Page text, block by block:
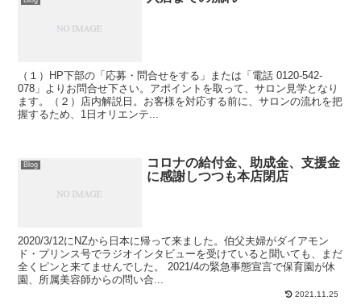
（１）HP下部の「応募・問合せをする」または「電話 0120-542-
078」よりお問合せ下さい。アポイントを取って、サロン見学となり
ます。（２）店内解説日。お客様を対応する前に、サロンの流れを把
握するため、1日オリエンテ...
Blog
コロナの給付金、助成金、支援金
に感謝しつつも本店閉店
2020/3/12にNZから日本に帰って来ました。伯父夫婦がダイアモン
ド・プリンス号でラジオインタビューを受けていると聞いても、まだ
全くピンと来てませんでした。 2021/4の緊急事態宣言で保育園が休
園、所属美容師からの問い合...
2021.11.25